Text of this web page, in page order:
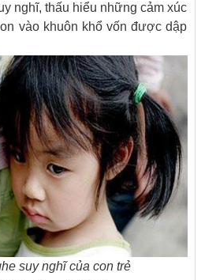
nghĩ, thấu hiểu những cảm xúc
vào khuôn khổ vốn được dập
suy nghĩ của con trẻ